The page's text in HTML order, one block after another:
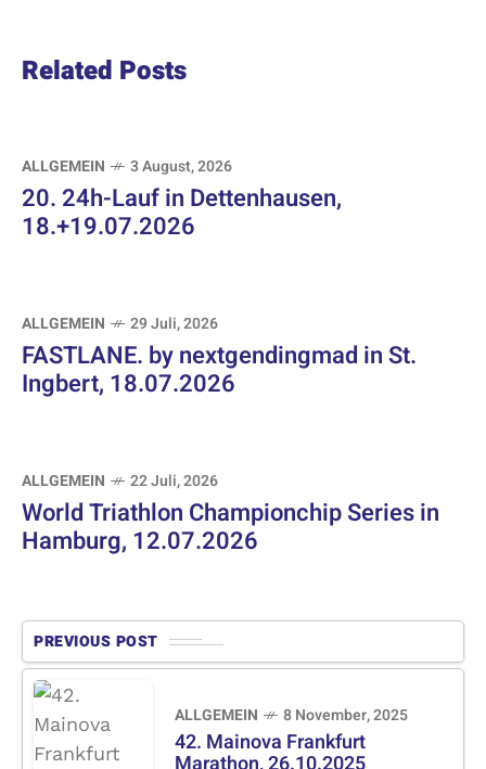
Related Posts
ALLGEMEIN 3 August, 2026
20. 24h-Lauf in Dettenhausen,
18.+19.07.2026
ALLGEMEIN 29 Juli, 2026
FASTLANE. by nextgendingmad in St.
Ingbert, 18.07.2026
ALLGEMEIN 22 Juli, 2026
World Triathlon Championchip Series in
Hamburg, 12.07.2026
PREVIOUS POST
ALLGEMEIN 8 November, 2025
42. Mainova Frankfurt